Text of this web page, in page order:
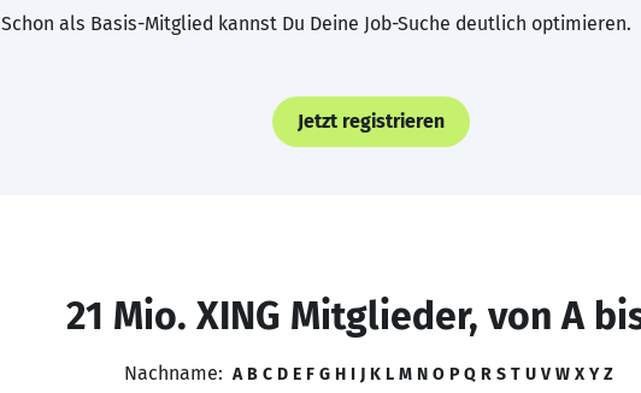
Schon als Basis-Mitglied kannst Du Deine Job-Suche deutlich optimieren.
Jetzt registrieren
21 Mio. XING Mitglieder, von A
Nachname: A B C D E F G H I J K L M N O P Q R S T U V W X Y Z